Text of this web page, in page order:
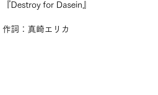
『Destroy for Dasein』
作詞：真崎エリカ